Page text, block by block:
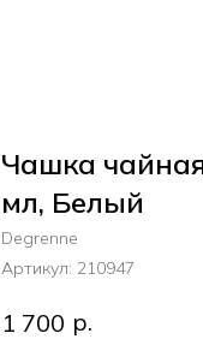
Чашка
мл, Белый
Degrenne
Артикул: 210947
1 700 р.